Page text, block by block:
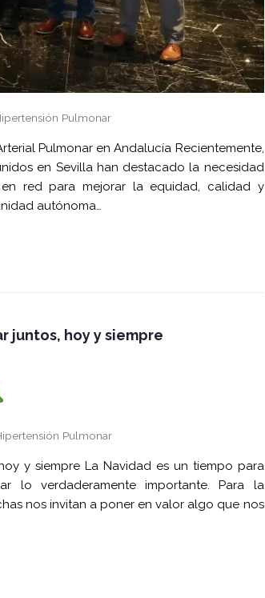
Pulmonar
Pulmonar en Andalucía Recientemente,
en Sevilla han destacado la necesidad
red para mejorar la equidad, calidad y
autónoma…
juntos, hoy y siempre
Pulmonar
y siempre La Navidad es un tiempo para
lo verdaderamente importante. Para la
nos invitan a poner en valor algo que nos